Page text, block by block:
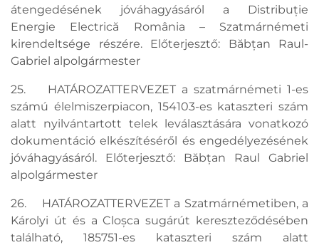
átengedésének jóváhagyásáról a Distribuție
Energie Electrică România – Szatmárnémeti
kirendeltsége részére. Előterjesztő: Băbțan Raul-
Gabriel alpolgármester
25. HATÁROZATTERVEZET a szatmárnémeti 1-es
számú élelmiszerpiacon, 154103-es kataszteri szám
alatt nyilvántartott telek leválasztására vonatkozó
dokumentáció elkészítéséről és engedélyezésének
jóváhagyásáról. Előterjesztő: Băbțan Raul Gabriel
alpolgármester
26. HATÁROZATTERVEZET a Szatmárnémetiben, a
Károlyi út és a Cloșca sugárút kereszteződésében
található, 185751-es kataszteri szám alatt